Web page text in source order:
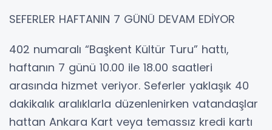
SEFERLER HAFTANIN 7 GÜNÜ DEVAM EDİYOR
402 numaralı “Başkent Kültür Turu” hattı,
haftanın 7 günü 10.00 ile 18.00 saatleri
arasında hizmet veriyor. Seferler yaklaşık 40
dakikalık aralıklarla düzenlenirken vatandaşlar
hattan Ankara Kart veya temassız kredi kartı